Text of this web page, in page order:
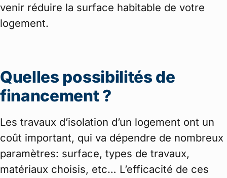
venir réduire la surface habitable de votre
logement.
Quelles possibilités de
financement ?
Les travaux d’isolation d’un logement ont un
coût important, qui va dépendre de nombreux
paramètres: surface, types de travaux,
matériaux choisis, etc… L’efficacité de ces